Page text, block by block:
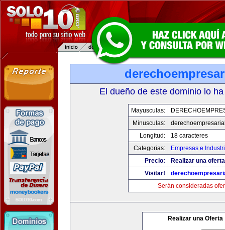
El dueño de este dominio lo
Mayusculas:
Minusculas:
Longitud:
18 caracteres
Categorias:
Empresas e
Precio:
Realizar una
Visitar!
Serán consideradas
Realizar una Oferta